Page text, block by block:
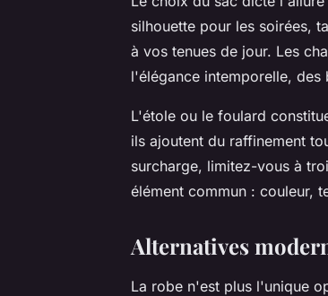
silhouette pour les soirées,
à vos tenues de jour. Les
l'élégance intemporelle,
L'étole ou le foulard
ils ajoutent du raffinement
surcharge, limitez-vous à
élément commun : couleur,
Alternatives
La robe n'est plus l'unique